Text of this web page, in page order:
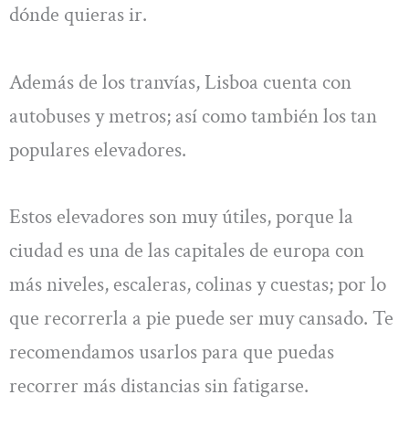
dónde quieras ir.
Además de los tranvías, Lisboa cuenta con
autobuses y metros; así como también los tan
populares elevadores.
Estos elevadores son muy útiles, porque la
ciudad es una de las capitales de europa con
más niveles, escaleras, colinas y cuestas; por lo
que recorrerla a pie puede ser muy cansado. Te
recomendamos usarlos para que puedas
recorrer más distancias sin fatigarse.